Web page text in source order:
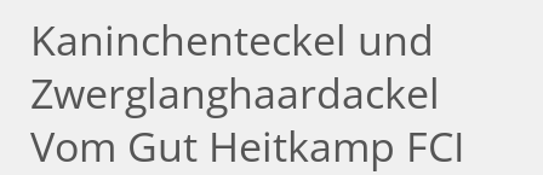
Kaninchenteckel und
Zwerglanghaardackel
Vom Gut Heitkamp FCI